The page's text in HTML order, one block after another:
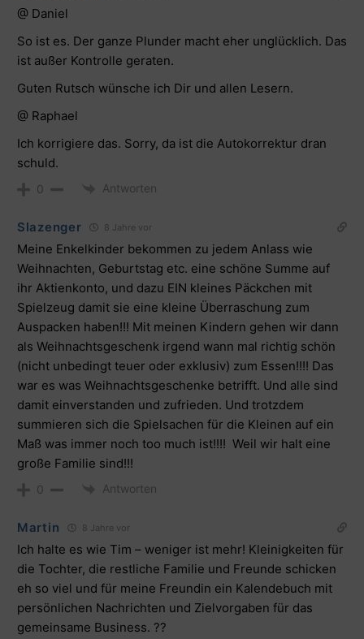
@ Daniel
So ist es. Der ganze Plunder macht eher unglücklich. Das
ist außer Kontrolle geraten.
Guten Rutsch wünsche ich Dir und allen Lesern.
@ Raphael
Ich korrigiere das. Sorry, da ist die Autokorrektur dran
schuld.
0 Antworten
Slazenger 8 Jahre vor
Meine Enkelkinder bekommen zu jedem Anlass wie
Weihnachten, Geburtstag etc. eine schöne Summe auf
ihr Aktienkonto, und dazu EIN kleines Päckchen mit
Spielzeug damit sie eine kleine Überraschung zum
Auspacken haben!!! Mit meinen Kindern gehen wir dann
als Weihnachtsgeschenk irgend wann mal richtig schön
(nicht unbedingt teuer oder exklusiv) zum Essen!!!! Das
war es was Weihnachtsgeschenke betrifft. Und alle sind
damit einverstanden und zufrieden. Und trotzdem
summieren sich die Spielsachen für die Kleinen auf ein
Maß was immer noch too much ist!!!! Weil wir halt eine
große Familie sind!!!
0 Antworten
Martin 8 Jahre vor
Ich halte es wie Tim – weniger ist mehr! Kleinigkeiten für
die Tochter, die restliche Familie und Freunde schicken
eh so viel und für meine Freundin ein Kalendebuch mit
persönlichen Nachrichten und Zielvorgaben für das
gemeinsame Business. ??